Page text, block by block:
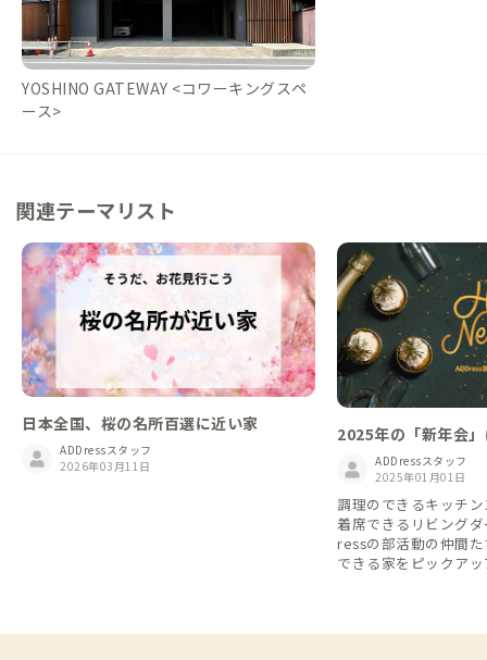
YOSHINO GATEWAY <コワーキングスペ
ース>
関連テーマリスト
日本全国、桜の名所百選に近い家
ADDressスタッフ
2026年03月11日
2025年の「新年会
集！ADDress部活
間と企画しませんか
ADDressスタッフ
2025年01月01日
調理のできるキッチ
着席できるリビング
ressの部活動の仲間
できる家をピックア
も含まれます）。 ADDressの部活動にまだ